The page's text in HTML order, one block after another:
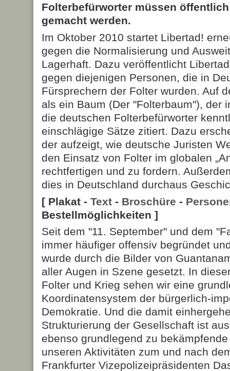
Folterbefürworter müssen
gemacht werden.
Im Oktober 2010 startet Libertad!
gegen die Normalisierung und
Lagerhaft. Dazu veröffentlicht
gegen diejenigen Personen, die in
Fürsprechern der Folter wurden. Auf
als ein Baum (Der "Folterbaum"), der
die deutschen Folterbefürworter
einschlägige Sätze zitiert. Dazu
der aufzeigt, wie deutsche Juristen
den Einsatz von Folter im globalen
rechtfertigen und zu fordern.
dies in Deutschland durchaus
[ Plakat - Text - Broschüre -
Bestellmöglichkeiten ]
Seit dem "11. September" und dem
immer häufiger offensiv begründet
wurde durch die Bilder von
aller Augen in Szene gesetzt. In
Folter und Krieg sehen wir eine
Koordinatensystem der bürgerlich-
Demokratie. Und die damit
Strukturierung der Gesellschaft ist
ebenso grundlegend zu
unseren Aktivitäten zum und nach
Frankfurter Vizepolizeipräsidenten